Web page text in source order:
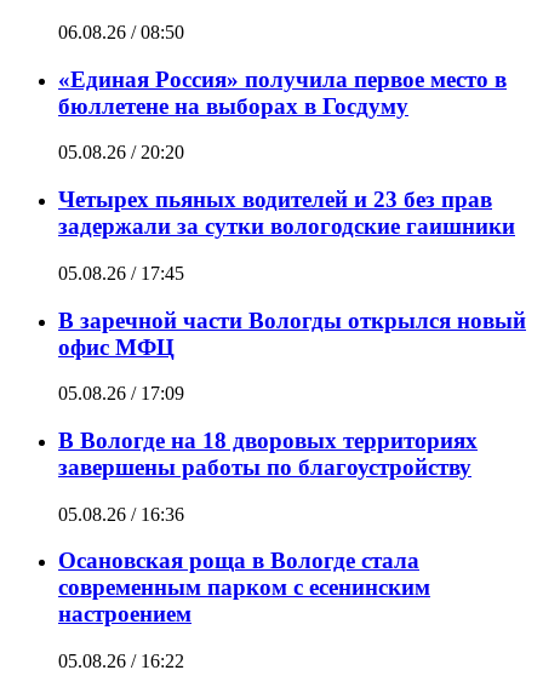
06.08.26 / 08:50
«Единая Россия» получила первое место в
бюллетене на выборах в Госдуму
05.08.26 / 20:20
Четырех пьяных водителей и 23 без прав
задержали за сутки вологодские гаишники
05.08.26 / 17:45
В заречной части Вологды открылся новый
офис МФЦ
05.08.26 / 17:09
В Вологде на 18 дворовых территориях
завершены работы по благоустройству
05.08.26 / 16:36
Осановская роща в Вологде стала
современным парком с есенинским
настроением
05.08.26 / 16:22